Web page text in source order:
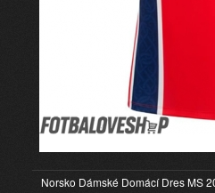
Norsko Dámské Domácí Dres MS